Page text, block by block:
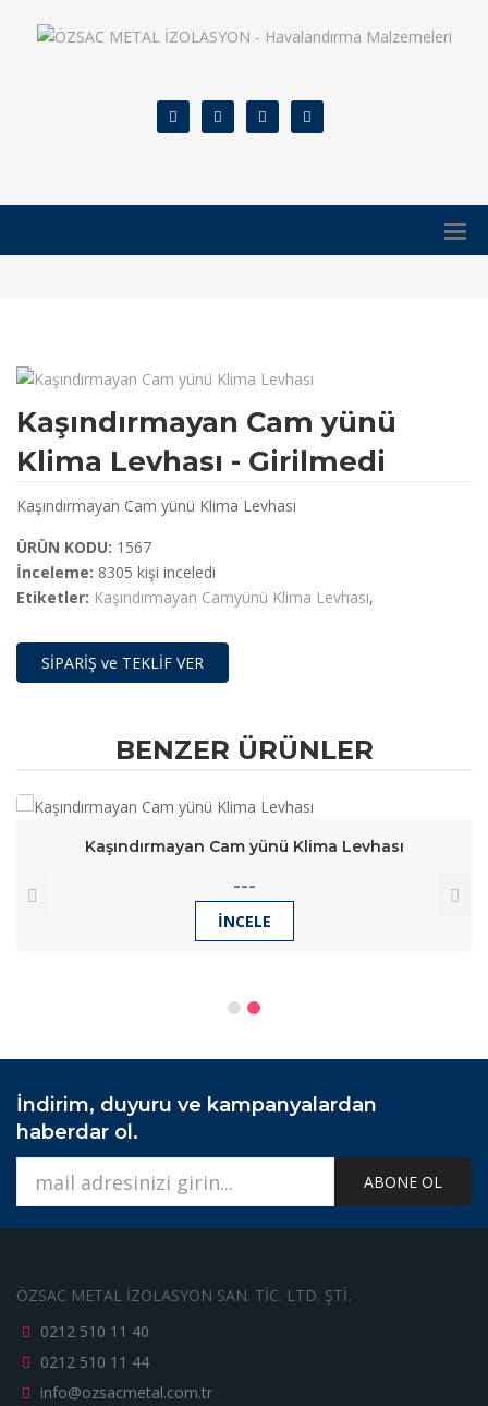
Kaşındırmayan Cam yünü
Klima Levhası - Girilmedi
Kaşındırmayan Cam yünü Klima Levhası
ÜRÜN KODU: 1567
İnceleme: 8305 kişi inceledi
Etiketler: Kaşındırmayan Camyünü Klima Levhası,
SİPARİŞ ve TEKLİF VER
BENZER ÜRÜNLER
Kaşındırmayan Cam yünü Klima Levhası
---
İNCELE
İndirim, duyuru ve kampanyalardan
haberdar ol.
ABONE OL
ÖZSAC METAL İZOLASYON SAN. TİC. LTD. ŞTİ.
0212 510 11 40
0212 510 11 44
info@ozsacmetal.com.tr